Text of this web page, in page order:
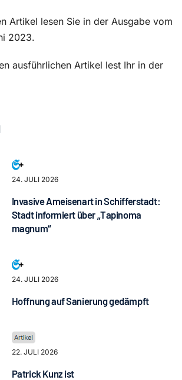
Artikel lesen Sie in der Ausgabe vom
2023.
ausführlichen Artikel lest Ihr in der
24. JULI 2026
Invasive Ameisenart in Schifferstadt:
Stadt informiert über „Tapinoma
magnum“
24. JULI 2026
Hoffnung auf Sanierung gedämpft
22. JULI 2026
Patrick Kunz ist